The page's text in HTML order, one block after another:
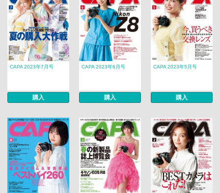
CAPA 2023年7月号
購入
CAPA 2023年6月号
購入
CAPA 2023年5月号
購入